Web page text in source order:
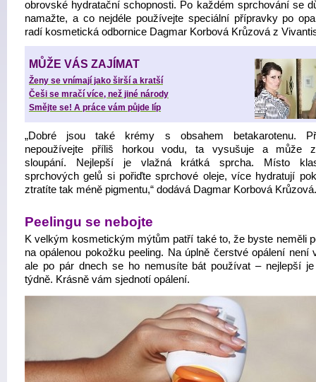
obrovské hydratační schopnosti. Po každém sprchování se
namažte, a co nejdéle používejte speciální přípravky po
radí kosmetická odbornice Dagmar Korbová Krůzová z
MŮŽE VÁS ZAJÍMAT
Ženy se vnímají jako širší a kratší
Češi se mračí více, než jiné národy
Smějte se! A práce vám půjde líp
„Dobré jsou také krémy s obsahem betakarotenu.
nepoužívejte příliš horkou vodu, ta vysušuje a může
sloupání. Nejlepší je vlažná krátká sprcha. Místo
sprchových gelů si pořiďte sprchové oleje, více hydratují
ztratíte tak méně pigmentu,“ dodává Dagmar Korbová Krůzová.
Peelingu se nebojte
K velkým kosmetickým mýtům patří také to, že byste neměli
na opálenou pokožku peeling. Na úplně čerstvé opálení není
ale po pár dnech se ho nemusíte bát používat – nejlepší je
týdně. Krásně vám sjednotí opálení.